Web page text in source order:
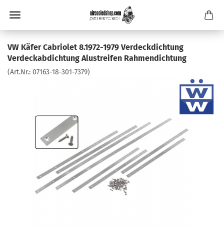
VW Käfer Cabriolet 8.1972-1979 Verdeckdichtung
Verdeckabdichtung Alustreifen Rahmendichtung
(Art.Nr.: 07163-18-301-7379)